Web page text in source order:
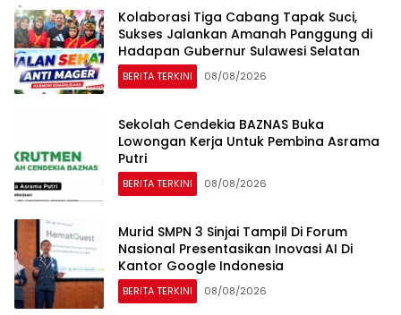
Kolaborasi Tiga Cabang Tapak Suci,
Sukses Jalankan Amanah Panggung di
Hadapan Gubernur Sulawesi Selatan
BERITA TERKINI 08/08/2026
Sekolah Cendekia BAZNAS Buka
Lowongan Kerja Untuk Pembina Asrama
Putri
BERITA TERKINI 08/08/2026
Murid SMPN 3 Sinjai Tampil Di Forum
Nasional Presentasikan Inovasi AI Di
Kantor Google Indonesia
BERITA TERKINI 08/08/2026